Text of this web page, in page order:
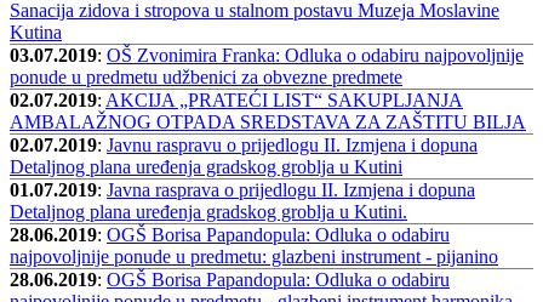
Sanacija zidova i stropova u stalnom postavu Muzeja Moslavine
Kutina
03.07.2019: OŠ Zvonimira Franka: Odluka o odabiru najpovoljnije
ponude u predmetu udžbenici za obvezne predmete
02.07.2019: AKCIJA „PRATEĆI LIST“ SAKUPLJANJA
AMBALAŽNOG OTPADA SREDSTAVA ZA ZAŠTITU BILJA
02.07.2019: Javnu raspravu o prijedlogu II. Izmjena i dopuna
Detaljnog plana uređenja gradskog groblja u Kutini
01.07.2019: Javna rasprava o prijedlogu II. Izmjena i dopuna
Detaljnog plana uređenja gradskog groblja u Kutini.
28.06.2019: OGŠ Borisa Papandopula: Odluka o odabiru
najpovoljnije ponude u predmetu: glazbeni instrument - pijanino
28.06.2019: OGŠ Borisa Papandopula: Odluka o odabiru